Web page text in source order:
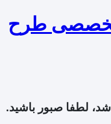
لطفا صبور باشید.